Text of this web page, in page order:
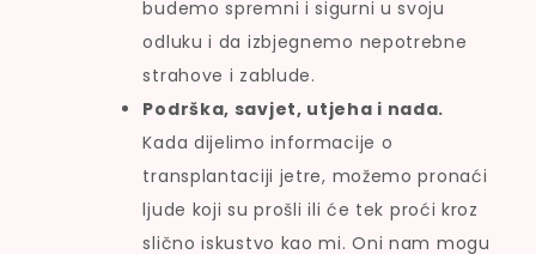
budemo spremni i sigurni u svoju
odluku i da izbjegnemo nepotrebne
strahove i zablude.
Podrška, savjet, utjeha i nada.
Kada dijelimo informacije o
transplantaciji jetre, možemo pronaći
ljude koji su prošli ili će tek proći kroz
slično iskustvo kao mi. Oni nam mogu